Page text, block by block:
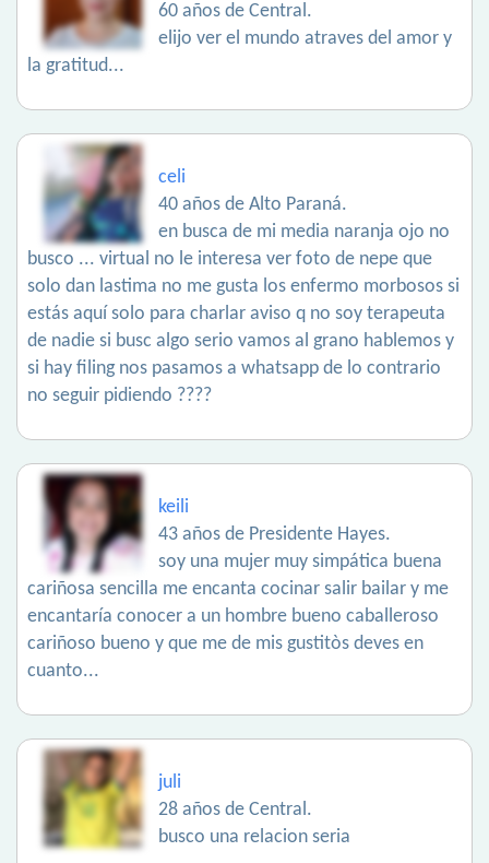
60 años de Central.
elijo ver el mundo atraves del amor y
la gratitud...
celi
40 años de Alto Paraná.
en busca de mi media naranja ojo no
busco ... virtual no le interesa ver foto de nepe que
solo dan lastima no me gusta los enfermo morbosos si
estás aquí solo para charlar aviso q no soy terapeuta
de nadie si busc algo serio vamos al grano hablemos y
si hay filing nos pasamos a whatsapp de lo contrario
no seguir pidiendo ????
keili
43 años de Presidente Hayes.
soy una mujer muy simpática buena
cariñosa sencilla me encanta cocinar salir bailar y me
encantaría conocer a un hombre bueno caballeroso
cariñoso bueno y que me de mis gustitòs deves en
cuanto...
juli
28 años de Central.
busco una relacion seria